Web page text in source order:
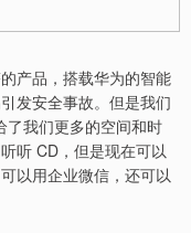
产品，搭载华为的智能
发安全事故。但是我们
了我们更多的空间和时
听 CD，但是现在可以
以用企业微信，还可以